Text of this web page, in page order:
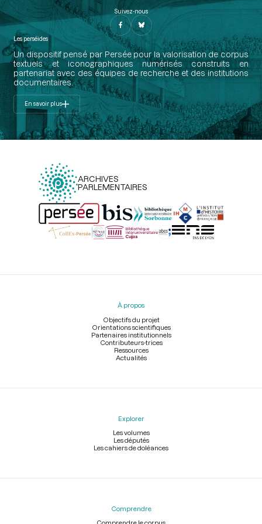
Suivez-nous
Les perséides
Un dispositif pensé par Persée pour la valorisation de corpus
textuels et iconographiques numérisés construits en
partenariat avec des équipes de recherche et des institutions
documentaires.
En savoir plus
ARCHIVES
PARLEMENTAIRES
Menu
À propos
Objectifs du projet
Orientations scientifiques
Partenaires institutionnels
Contributeurs-trices
Ressources
Actualités
Explorer
Les volumes
Les députés
Les cahiers de doléances
Comprendre